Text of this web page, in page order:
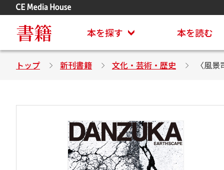
書籍 本を探す 本を読む
トップ 新刊書籍 文化・芸術・歴史 〈風